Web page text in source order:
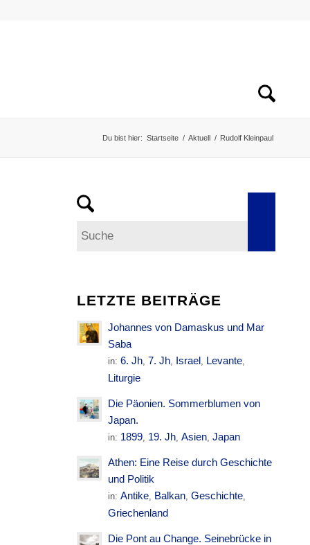
Du bist hier: Startseite / Aktuell / Rudolf Kleinpaul
LETZTE BEITRÄGE
Johannes von Damaskus und Mar
Saba
in:6. Jh, 7. Jh, Israel, Levante,
Liturgie
Die Päonien. Sommerblumen von
Japan.
in: 1899, 19. Jh,Asien,Japan
Athen: Eine Reise durch Geschichte
und Politik
in:Antike, Balkan,Geschichte,
Griechenland
Die Pont au Change. Seinebrücke in